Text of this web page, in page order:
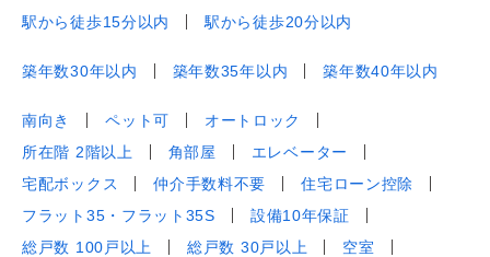
駅から徒歩15分以内
駅から徒歩20分以内
築年数30年以内 築年数35年以内 築年数40年以内
南向き ペット可
オートロック
所在階 2階以上
角部屋
エレベーター
宅配ボックス
仲介手数料不要
住宅ローン控除
フラット35・フラット35S
設備10年保証
総戸数 100戸以上
総戸数 30戸以上
空室